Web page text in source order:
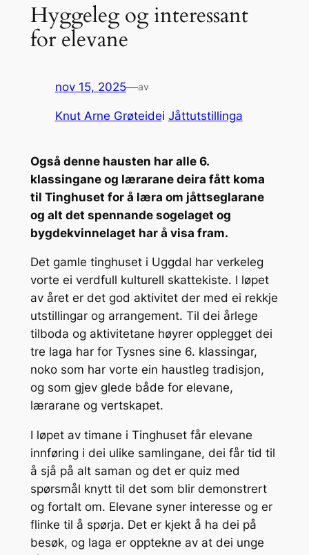
Hyggeleg og interessant
for elevane
nov 15, 2025—av
Knut Arne Grøteidei Jåttutstillinga
Også denne hausten har alle 6.
klassingane og lærarane deira fått koma
til Tinghuset for å læra om jåttseglarane
og alt det spennande sogelaget og
bygdekvinnelaget har å visa fram.
Det gamle tinghuset i Uggdal har verkeleg
vorte ei verdfull kulturell skattekiste. I løpet
av året er det god aktivitet der med ei rekkje
utstillingar og arrangement. Til dei årlege
tilboda og aktivitetane høyrer opplegget dei
tre laga har for Tysnes sine 6. klassingar,
noko som har vorte ein haustleg tradisjon,
og som gjev glede både for elevane,
lærarane og vertskapet.
I løpet av timane i Tinghuset får elevane
innføring i dei ulike samlingane, dei får tid til
å sjå på alt saman og det er quiz med
spørsmål knytt til det som blir demonstrert
og fortalt om. Elevane syner interesse og er
flinke til å spørja. Det er kjekt å ha dei på
besøk, og laga er opptekne av at dei unge